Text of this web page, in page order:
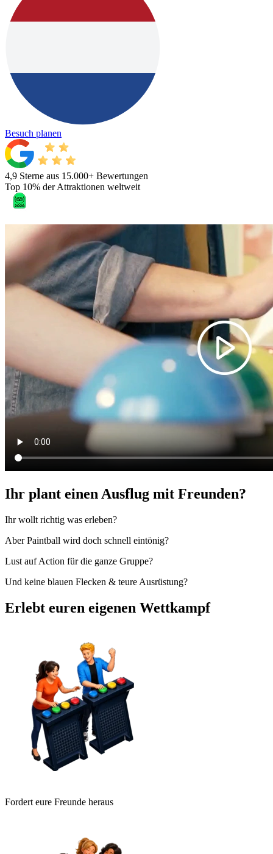
Besuch planen
4,9 Sterne aus 15.000+ Bewertungen
Top 10% der Attraktionen weltweit
Ihr plant einen Ausflug mit Freunden?
Ihr wollt richtig was erleben?
Aber Paintball wird doch schnell eintönig?
Lust auf Action für die ganze Gruppe?
Und keine blauen Flecken & teure Ausrüstung?
Erlebt euren eigenen Wettkampf
Fordert eure Freunde heraus